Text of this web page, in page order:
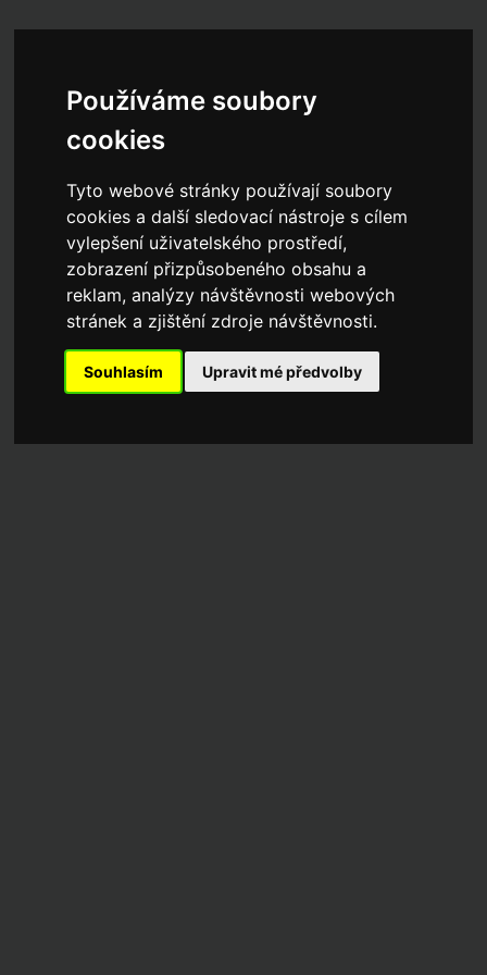
Používáme soubory
cookies
Tyto webové stránky používají soubory
cookies a další sledovací nástroje s cílem
vylepšení uživatelského prostředí,
zobrazení přizpůsobeného obsahu a
reklam, analýzy návštěvnosti webových
stránek a zjištění zdroje návštěvnosti.
Souhlasím Upravit mé předvolby